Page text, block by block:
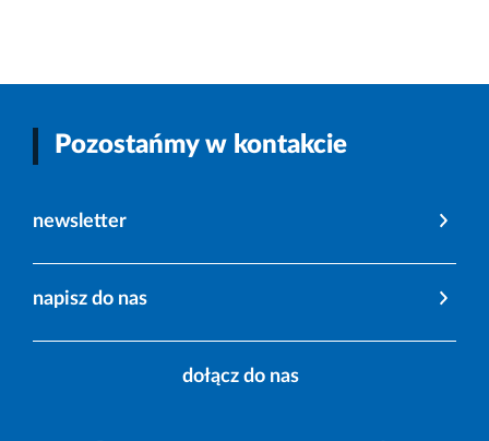
Pozostańmy w kontakcie
newsletter
napisz do nas
dołącz do nas